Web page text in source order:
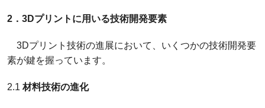
2．3Dプリントに用いる技術開発要素
3Dプリント技術の進展において、いくつかの技術開発要
素が鍵を握っています。
2.1 材料技術の進化